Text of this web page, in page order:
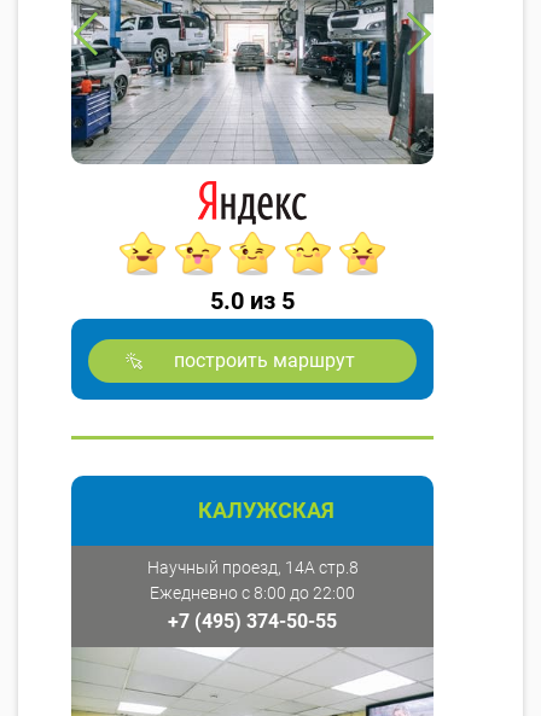
5.0 из 5
построить маршрут
КАЛУЖСКАЯ
Научный проезд, 14А стр.8
Ежедневно с 8:00 до 22:00
+7 (495) 374-50-55